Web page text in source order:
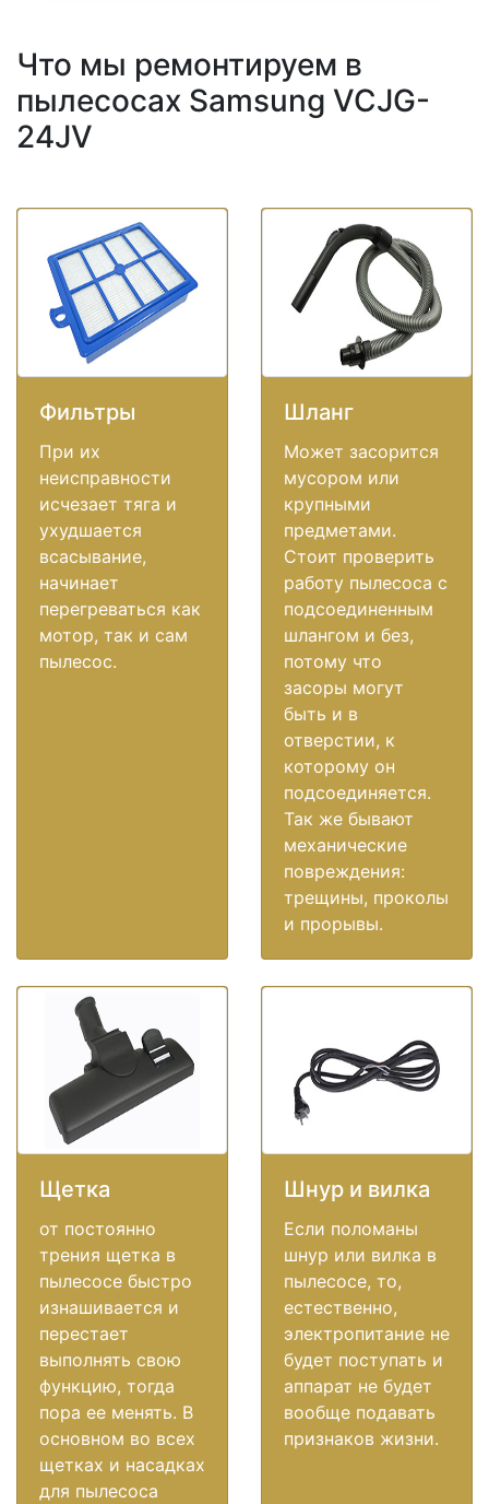
Что мы ремонтируем в
пылесосах Samsung VCJG-
24JV
Фильтры
При их
неисправности
исчезает тяга и
ухудшается
всасывание,
начинает
перегреваться как
мотор, так и сам
пылесос.
Шланг
Может засорится
мусором или
крупными
предметами.
Стоит проверить
работу пылесоса с
подсоединенным
шлангом и без,
потому что
засоры могут
быть и в
отверстии, к
которому он
подсоединяется.
Так же бывают
механические
повреждения:
трещины, проколы
и прорывы.
Щетка
от постоянно
трения щетка в
пылесосе быстро
изнашивается и
перестает
выполнять свою
функцию, тогда
пора ее менять. В
основном во всех
щетках и насадках
для пылесоса
Шнур и вилка
Если поломаны
шнур или вилка в
пылесосе, то,
естественно,
электропитание не
будет поступать и
аппарат не будет
вообще подавать
признаков жизни.